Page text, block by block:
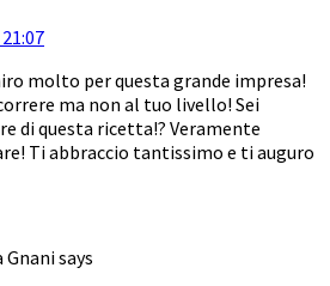
molto per questa grande impresa!
ma non al tuo livello! Sei
di questa ricetta!? Veramente
Ti abbraccio tantissimo e ti auguro
Gnanisays